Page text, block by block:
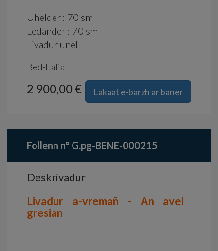
Uhelder : 70 sm
Ledander : 70 sm
Livadur unel
Bed-Italia
Lakaat e-barzh ar baner
2 900,00 €
Follenn n° G.pg-BENE-000215
Deskrivadur
Livadur a-vremañ - An avel
gresian